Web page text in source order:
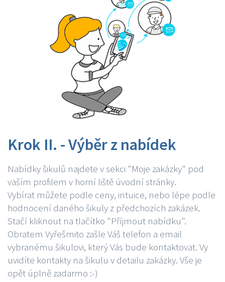
Krok II. - Výběr z nabídek
Nabídky šikulů najdete v sekci "Moje zakázky" pod
vaším profilem v horní liště úvodní stránky.
Vybírat můžete podle ceny, intuice, nebo lépe podle
hodnocení daného šikuly z předchozích zakázek.
Stačí kliknout na tlačítko "Příjmout nabídku".
Obratem Vyřešmito zašle Váš telefon a email
vybranému šikulovi, který Vás bude kontaktovat. Vy
uvidíte kontakty na šikulu v detailu zakázky. Vše je
opět úplně zadarmo :-)